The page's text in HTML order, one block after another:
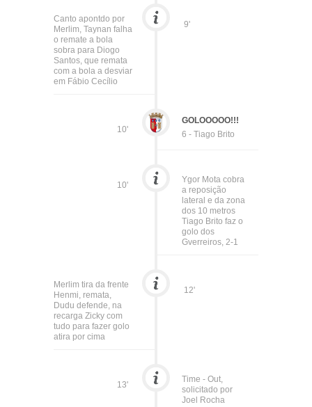
9'
Canto apontdo por
Merlim, Taynan falha
o remate a bola
sobra para Diogo
Santos, que remata
com a bola a desviar
em Fábio Cecílio
10'
GOLOOOOO!!!
6 - Tiago Brito
10'
Ygor Mota cobra
a reposição
lateral e da zona
dos 10 metros
Tiago Brito faz o
golo dos
Gverreiros, 2-1
12'
Merlim tira da frente
Henmi, remata,
Dudu defende, na
recarga Zicky com
tudo para fazer golo
atira por cima
13'
Time - Out,
solicitado por
Joel Rocha